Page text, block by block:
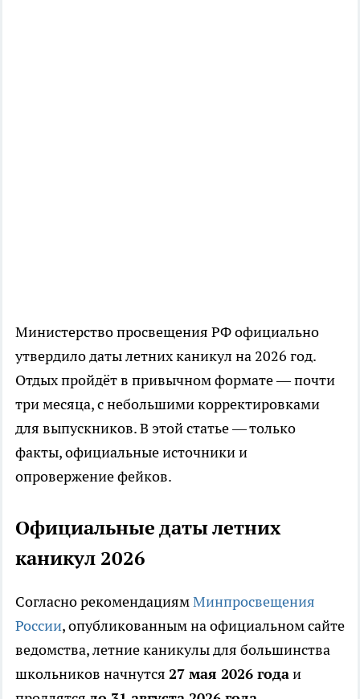
Министерство просвещения РФ официально
утвердило даты летних каникул на 2026 год.
Отдых пройдёт в привычном формате — почти
три месяца, с небольшими корректировками
для выпускников. В этой статье — только
факты, официальные источники и
опровержение фейков.
Официальные даты летних
каникул 2026
Согласно рекомендациямМинпросвещения
России, опубликованным на официальном сайте
ведомства, летние каникулы для большинства
школьников начнутся 27 мая 2026 годаи